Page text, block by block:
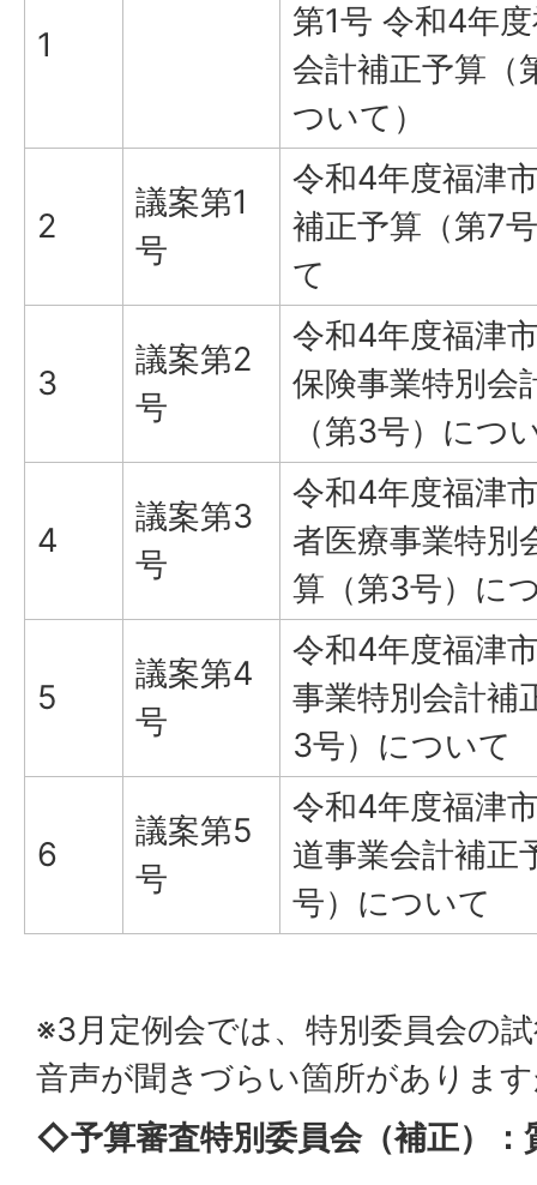
1
第1号 令和4年
会計補正予算（
ついて）
2
議案第1
号
令和4年度福津
補正予算（第7
て
3
議案第2
号
令和4年度福津
保険事業特別会
（第3号）につ
4
議案第3
号
令和4年度福津
者医療事業特別
算（第3号）に
5
議案第4
号
令和4年度福津
事業特別会計補
3号）について
6
議案第5
号
令和4年度福津
道事業会計補正
号）について
※3月定例会では、特別委員会の
音声が聞きづらい箇所がありま
◇予算審査特別委員会（補正）：